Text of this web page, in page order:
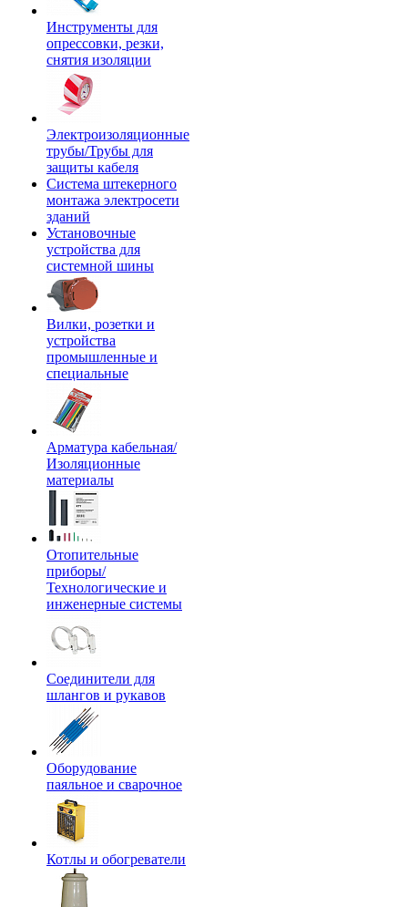
Инструменты для
опрессовки, резки,
снятия изоляции
Электроизоляционные
трубы/Трубы для
защиты кабеля
Система штекерного
монтажа электросети
зданий
Установочные
устройства для
системной шины
Вилки, розетки и
устройства
промышленные и
специальные
Арматура кабельная/
Изоляционные
материалы
Отопительные
приборы/
Технологические и
инженерные системы
Соединители для
шлангов и рукавов
Оборудование
паяльное и сварочное
Котлы и обогреватели